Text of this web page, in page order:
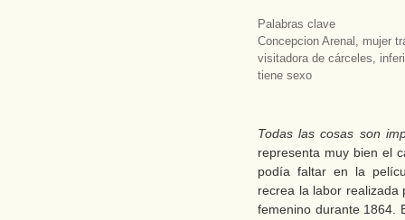
Palabras clave
Concepcion Arenal, mujer
visitadora de cárceles,
tiene sexo
Todas las cosas son
representa muy bien el
podía faltar en la
recrea la labor realizada
femenino durante 1864.